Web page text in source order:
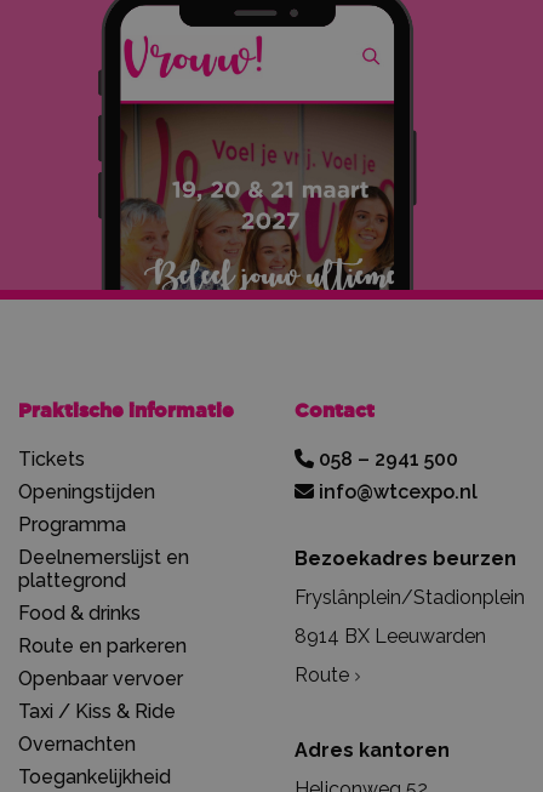
Praktische informatie
Tickets
Openingstijden
Programma
Deelnemerslijst en
plattegrond
Food & drinks
Route en parkeren
Openbaar vervoer
Taxi / Kiss & Ride
Overnachten
Toegankelijkheid
Contact
058 – 2941 500
info@wtcexpo.nl
Bezoekadres beurzen
Fryslânplein/Stadionplein
8914 BX Leeuwarden
Route
Adres kantoren